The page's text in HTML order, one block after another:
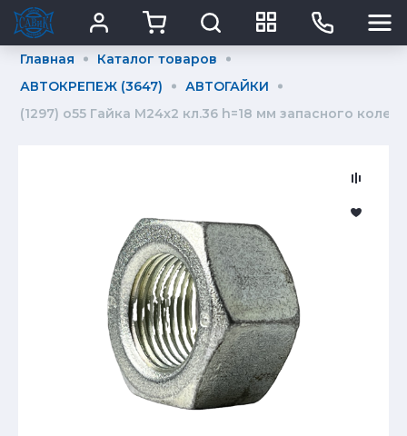
Главная
Каталог товаров
АВТОКРЕПЕЖ (3647)
АВТОГАЙКИ
(1297) о55 Гайка М24x2 кл.36 h=18 мм запасного